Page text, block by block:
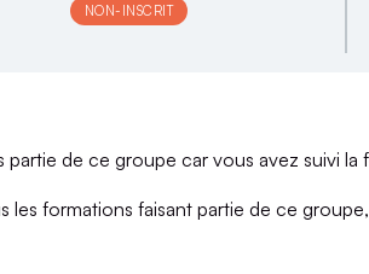
NON-INSCRIT
partie de ce groupe car vous avez suivi
les formations faisant partie de ce